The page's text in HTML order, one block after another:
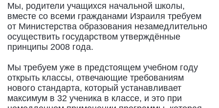
Мы, родители учащихся начальной школы,
вместе со всеми гражданами Израиля требуем
от Министерства образования незамедлительно
осуществить государством утверждённые
принципы 2008 года.
Мы требуем уже в предстоящем учебном году
открыть классы, отвечающие требованиям
нового стандарта, который устанавливает
максимум в 32 ученика в классе, и это при